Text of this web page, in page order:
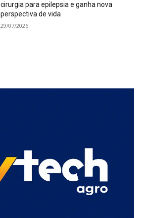
cirurgia para epilepsia e ganha nova
perspectiva de vida
29/07/2026